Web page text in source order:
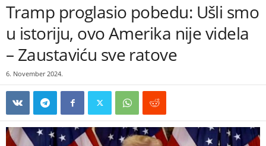
Tramp proglasio pobedu: Ušli smo
u istoriju, ovo Amerika nije videla
– Zaustaviću sve ratove
6. November 2024.